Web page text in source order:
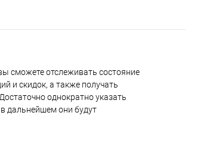
сможете отслеживать состояние
и скидок, а также получать
однократно указать
дальнейшем они будут